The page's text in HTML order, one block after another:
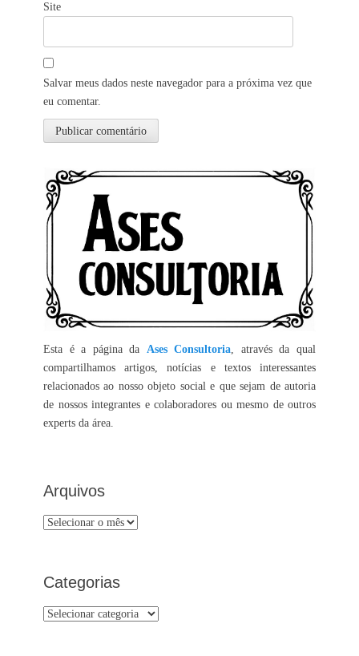
Site
Salvar meus dados neste navegador para a próxima vez que
eu comentar.
Esta é a página da Ases Consultoria , através da qual
compartilhamos artigos, notícias e textos interessantes
relacionados ao nosso objeto social e que sejam de autoria
de nossos integrantes e colaboradores ou mesmo de outros
experts da área.
Arquivos
Arquivos
Categorias
Categorias